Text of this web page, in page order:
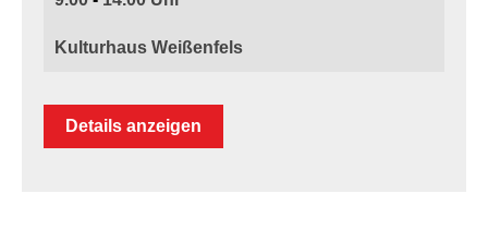
Kulturhaus Weißenfels
Details anzeigen